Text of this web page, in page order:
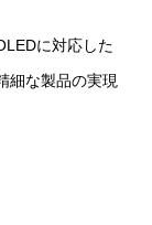
に対応した
細な製品の実現